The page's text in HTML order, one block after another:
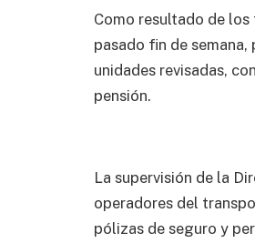
Como resultado de
pasado fin de
unidades revisadas,
pensión.
La supervisión de la
operadores del
pólizas de seguro y